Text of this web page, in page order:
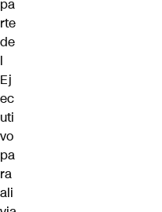
pa
rte
de
l
Ej
ec
uti
vo
pa
ra
ali